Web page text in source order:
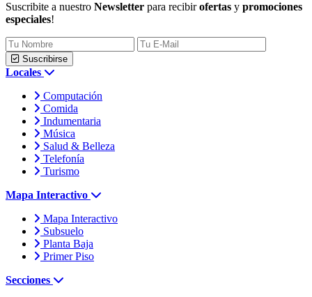
Suscribite a nuestro Newsletter para recibirofertas y promociones
especiales!
Suscribirse
Locales
Computación
Comida
Indumentaria
Música
Salud & Belleza
Telefonía
Turismo
Mapa Interactivo
Mapa Interactivo
Subsuelo
Planta Baja
Primer Piso
Secciones